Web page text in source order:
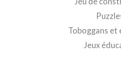
Toboggans et
Jeux